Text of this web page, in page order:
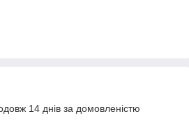
14 днів за домовленістю